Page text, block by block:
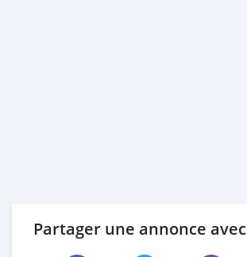
Partager une annonce